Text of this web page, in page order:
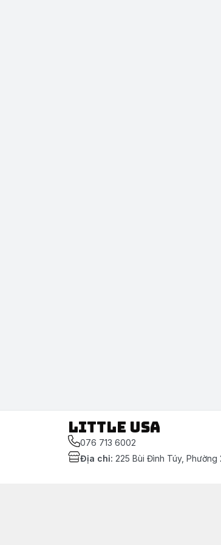
LITTLE USA
076 713 6002
Địa chỉ: 225 Bùi Đình Túy, Phường